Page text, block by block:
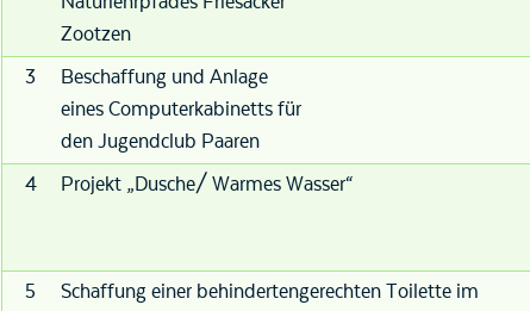
Zootzen
3
Beschaffung und Anlage
eines Computerkabinetts für
den Jugendclub Paaren
4 Projekt „Dusche/ Warmes Wasser“
5
Schaffung einer behindertengerechten Toilette im